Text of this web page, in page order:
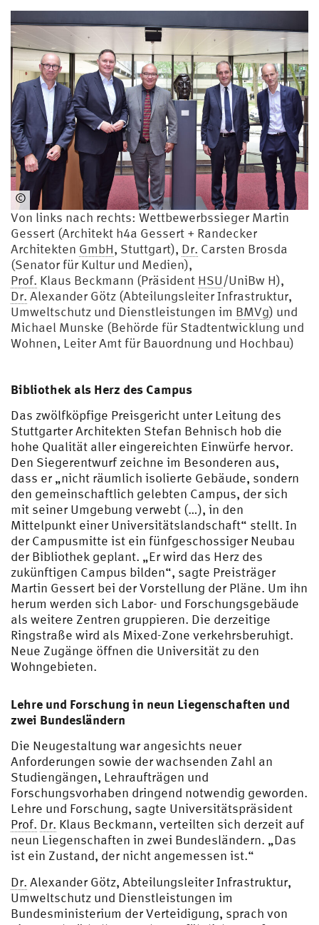
©
HSU/Reinhard
Scheiblich
Von links nach rechts: Wettbewerbssieger Martin
Gessert (Architekt h4a Gessert + Randecker
Architekten GmbH, Stuttgart), Dr. Carsten Brosda
(Senator für Kultur und Medien),
Prof. Klaus Beckmann (Präsident HSU/UniBw H),
Dr. Alexander Götz (Abteilungsleiter Infrastruktur,
Umweltschutz und Dienstleistungen im BMVg) und
Michael Munske (Behörde für Stadtentwicklung und
Wohnen, Leiter Amt für Bauordnung und Hochbau)
Bibliothek als Herz des Campus
Das zwölfköpfige Preisgericht unter Leitung des
Stuttgarter Architekten Stefan Behnisch hob die
hohe Qualität aller eingereichten Einwürfe hervor.
Den Siegerentwurf zeichne im Besonderen aus,
dass er „nicht räumlich isolierte Gebäude, sondern
den gemeinschaftlich gelebten Campus, der sich
mit seiner Umgebung verwebt (…), in den
Mittelpunkt einer Universitätslandschaft“ stellt. In
der Campusmitte ist ein fünfgeschossiger Neubau
der Bibliothek geplant. „Er wird das Herz des
zukünftigen Campus bilden“, sagte Preisträger
Martin Gessert bei der Vorstellung der Pläne. Um ihn
herum werden sich Labor- und Forschungsgebäude
als weitere Zentren gruppieren. Die derzeitige
Ringstraße wird als Mixed-Zone verkehrsberuhigt.
Neue Zugänge öffnen die Universität zu den
Wohngebieten.
Lehre und Forschung in neun Liegenschaften und
zwei Bundesländern
Die Neugestaltung war angesichts neuer
Anforderungen sowie der wachsenden Zahl an
Studiengängen, Lehraufträgen und
Forschungsvorhaben dringend notwendig geworden.
Lehre und Forschung, sagte Universitätspräsident
Prof. Dr. Klaus Beckmann, verteilten sich derzeit auf
neun Liegenschaften in zwei Bundesländern. „Das
ist ein Zustand, der nicht angemessen ist.“
Dr. Alexander Götz, Abteilungsleiter Infrastruktur,
Umweltschutz und Dienstleistungen im
Bundesministerium der Verteidigung, sprach von